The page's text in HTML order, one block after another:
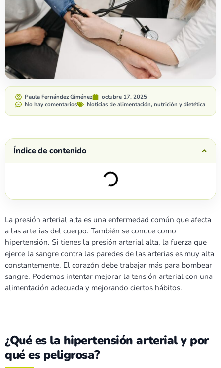
Paula Fernández Giménez
octubre 17, 2025
No hay comentarios
Noticias de alimentación, nutrición y dietética
Índice de contenido
La presión arterial alta es una enfermedad común que afecta
a las arterias del cuerpo. También se conoce como
hipertensión. Si tienes la presión arterial alta, la fuerza que
ejerce la sangre contra las paredes de las arterias es muy alta
constantemente. El corazón debe trabajar más para bombear
sangre. Podemos intentar mejorar la tensión arterial con una
alimentación adecuada y mejorando ciertos hábitos.
¿Qué es la hipertensión arterial y por
qué es peligrosa?